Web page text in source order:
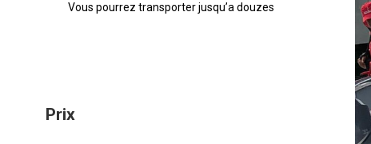
Vous pourrez transporter jusqu’a douzes
Prix